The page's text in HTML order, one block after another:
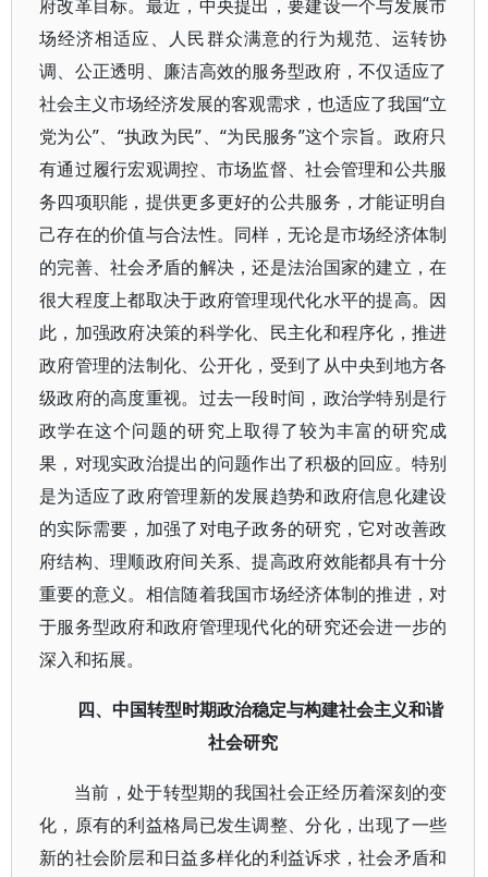
府改革目标。最近，中央提出，要建设一个与发展市
场经济相适应、人民群众满意的行为规范、运转协
调、公正透明、廉洁高效的服务型政府，不仅适应了
社会主义市场经济发展的客观需求，也适应了我国“立
党为公”、“执政为民”、“为民服务”这个宗旨。政府只
有通过履行宏观调控、市场监督、社会管理和公共服
务四项职能，提供更多更好的公共服务，才能证明自
己存在的价值与合法性。同样，无论是市场经济体制
的完善、社会矛盾的解决，还是法治国家的建立，在
很大程度上都取决于政府管理现代化水平的提高。因
此，加强政府决策的科学化、民主化和程序化，推进
政府管理的法制化、公开化，受到了从中央到地方各
级政府的高度重视。过去一段时间，政治学特别是行
政学在这个问题的研究上取得了较为丰富的研究成
果，对现实政治提出的问题作出了积极的回应。特别
是为适应了政府管理新的发展趋势和政府信息化建设
的实际需要，加强了对电子政务的研究，它对改善政
府结构、理顺政府间关系、提高政府效能都具有十分
重要的意义。相信随着我国市场经济体制的推进，对
于服务型政府和政府管理现代化的研究还会进一步的
深入和拓展。
四、中国转型时期政治稳定与构建社会主义和谐
社会研究
当前，处于转型期的我国社会正经历着深刻的变
化，原有的利益格局已发生调整、分化，出现了一些
新的社会阶层和日益多样化的利益诉求，社会矛盾和